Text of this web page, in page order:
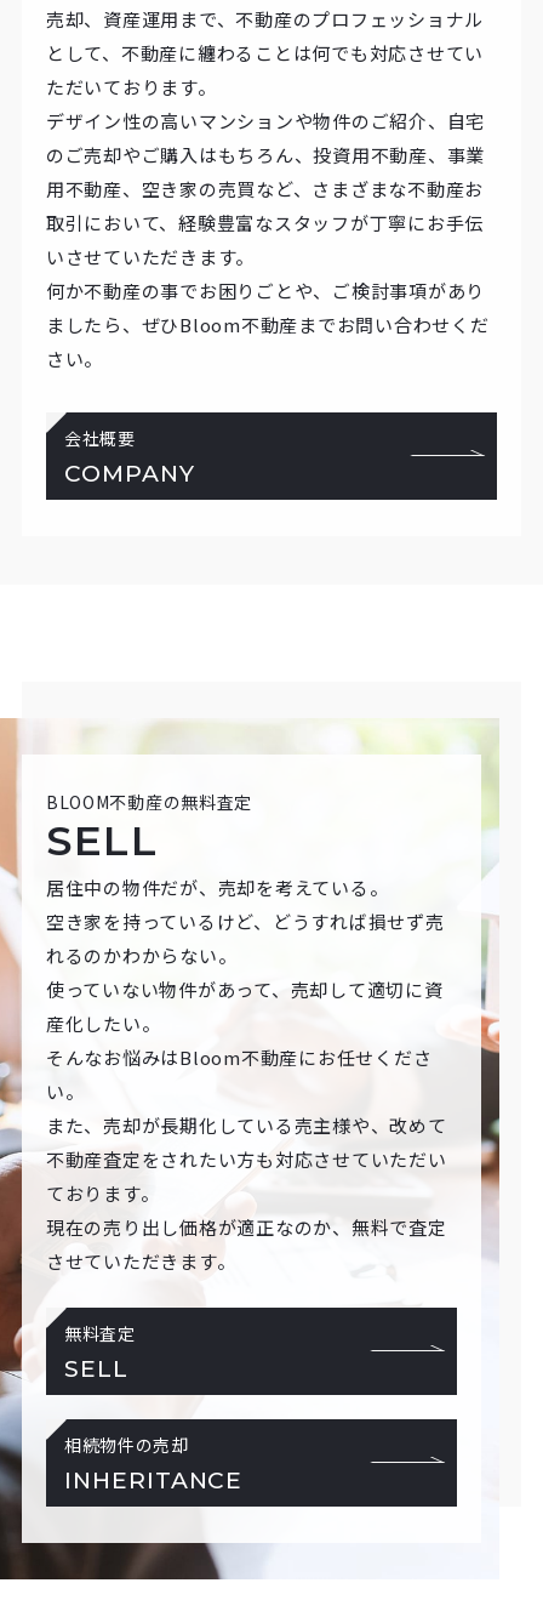
売却、資産運用まで、不動産のプロフェッショナル
として、不動産に纏わることは何でも対応させてい
ただいております。
デザイン性の高いマンションや物件のご紹介、自宅
のご売却やご購入はもちろん、投資用不動産、事業
用不動産、空き家の売買など、さまざまな不動産お
取引において、経験豊富なスタッフが丁寧にお手伝
いさせていただきます。
何か不動産の事でお困りごとや、ご検討事項があり
ましたら、ぜひBloom不動産までお問い合わせくだ
さい。
会社概要
COMPANY
BLOOM不動産の無料査定
SELL
居住中の物件だが、売却を考えている。
空き家を持っているけど、どうすれば損せず売
れるのかわからない。
使っていない物件があって、売却して適切に資
産化したい。
そんなお悩みはBloom不動産にお任せくださ
い。
また、売却が長期化している売主様や、改めて
不動産査定をされたい方も対応させていただい
ております。
現在の売り出し価格が適正なのか、無料で査定
させていただきます。
無料査定
SELL
相続物件の売却
INHERITANCE